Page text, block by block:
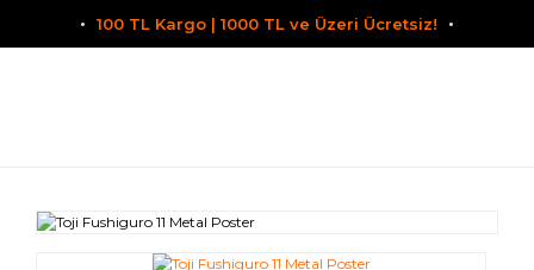
100 TL Kargo | 1000 TL ve Üzeri Ücretsiz!